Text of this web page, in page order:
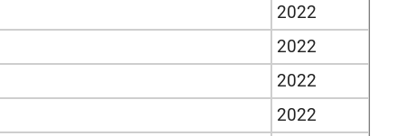
2022
2022
2022
2022